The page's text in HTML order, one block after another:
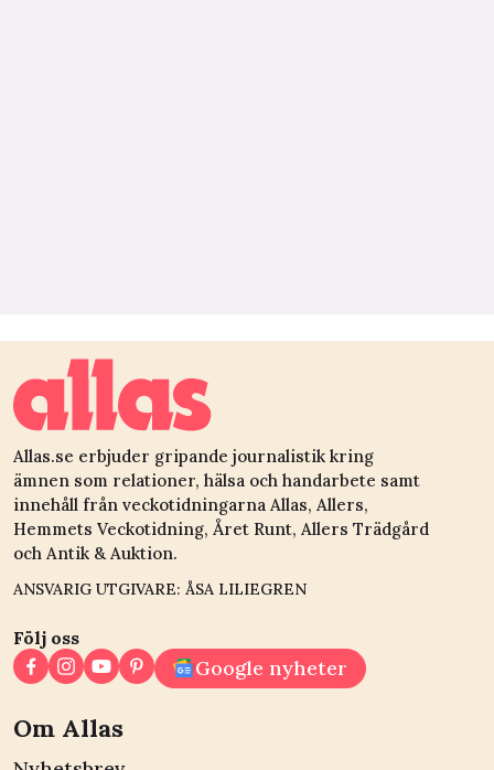
Allas.se erbjuder gripande journalistik kring
ämnen som relationer, hälsa och handarbete samt
innehåll från veckotidningarna Allas, Allers,
Hemmets Veckotidning, Året Runt, Allers Trädgård
och Antik & Auktion.
ANSVARIG UTGIVARE: ÅSA LILIEGREN
Följ oss
Google nyheter
Om Allas